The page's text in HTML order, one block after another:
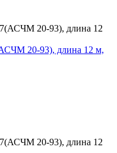
20-93), длина 12 м,